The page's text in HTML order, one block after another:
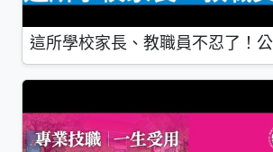
這所學校家長、教職員不忍了！